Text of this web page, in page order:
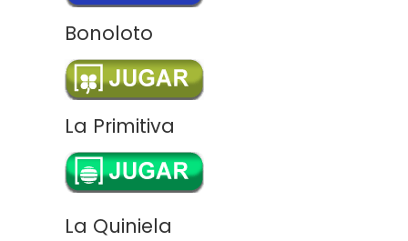
Bonoloto
La Primitiva
La Quiniela